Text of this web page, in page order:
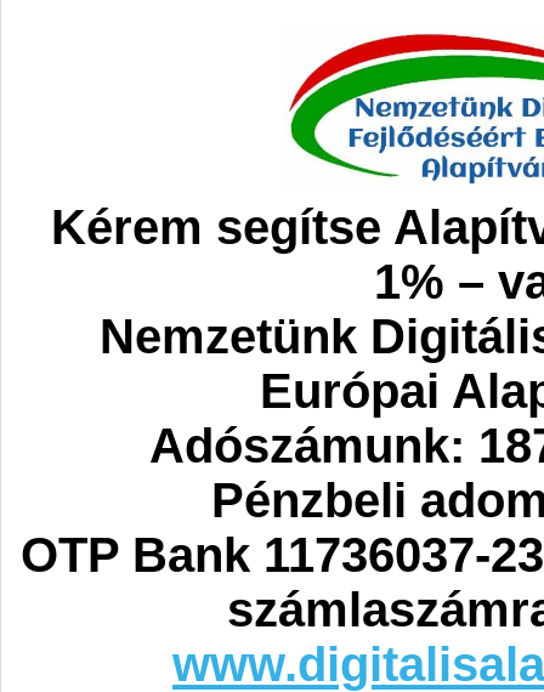
Kérem segítse
1% –
Nemzetünk
Európai
Adószámunk:
Pénzbeli
OTP Bank 11736037-